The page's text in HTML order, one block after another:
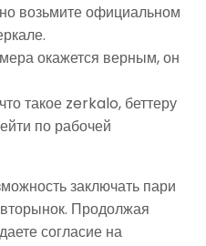
возьмите официальном
окажется верным, он
такое zerkalo, беттеру
по рабочей
заключать пари
Продолжая
согласие на